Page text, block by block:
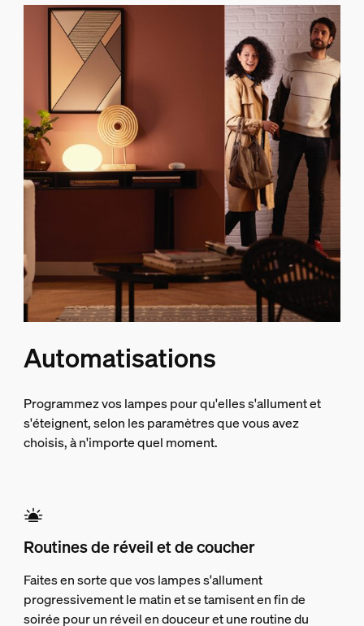
Automatisations
Programmez vos lampes pour qu'elles s'allument et
s'éteignent, selon les paramètres que vous avez
choisis, à n'importe quel moment.
Routines de réveil et de coucher
Faites en sorte que vos lampes s'allument
progressivement le matin et se tamisent en fin de
soirée pour un réveil en douceur et une routine du